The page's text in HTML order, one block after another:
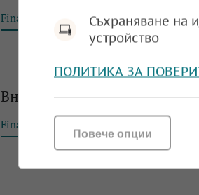
Financial Tribune
Вносът на злато в САЩ
Financial Tribune
Съхраняване на
устройство
ПОЛИТИКА ЗА
Повече опции